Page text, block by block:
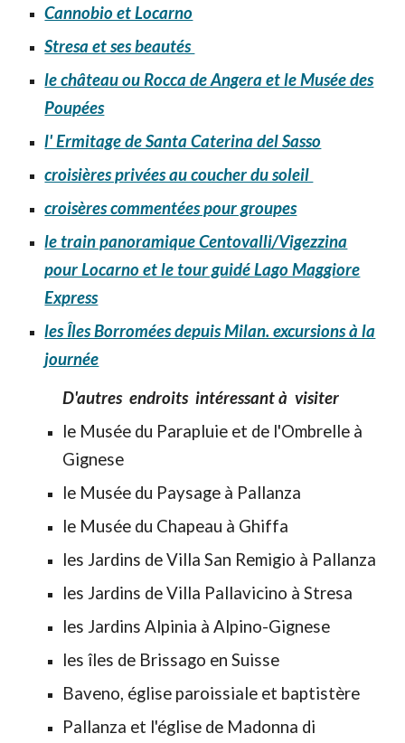
Cannobio et Locarno
Stresa et ses beautés
le château ou Rocca de Angera et le Musée des
Poupées
l' Ermitage de Santa Caterina del Sasso
croisières privées au coucher du soleil
croisères commentées pour groupes
le train panoramique Centovalli/Vigezzina
pour Locarno et le tour guidé Lago Maggiore
Express
les Îles Borromées depuis Milan. excursions à la
journée
D'autres endroits intéressant à visiter
le Musée du Parapluie et de l'Ombrelle à
Gignese
le Musée du Paysage à Pallanza
le Musée du Chapeau à Ghiffa
les Jardins de Villa San Remigio à Pallanza
les Jardins de Villa Pallavicino à Stresa
les Jardins Alpinia à Alpino-Gignese
les îles de Brissago en Suisse
Baveno, église paroissiale et baptistère
Pallanza et l'église de Madonna di